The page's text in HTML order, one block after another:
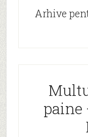
Arhive
paine